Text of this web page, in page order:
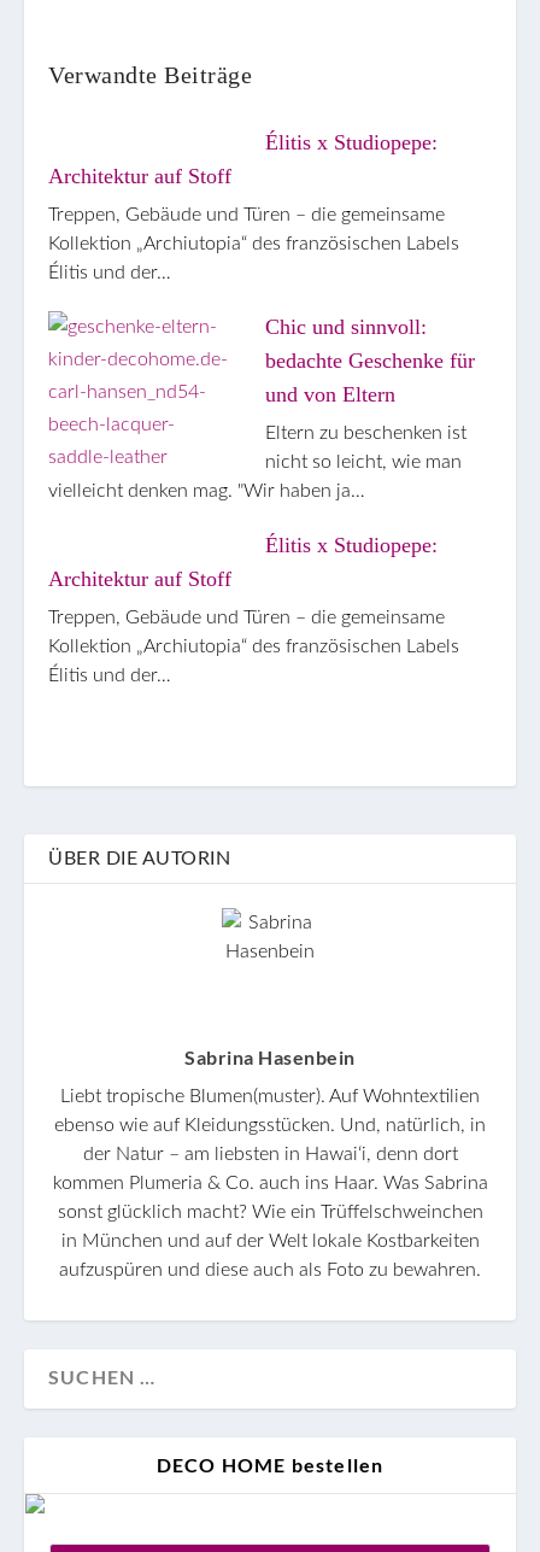
Verwandte Beiträge
Élitis x Studiopepe:
Architektur auf Stoff
Treppen, Gebäude und Türen – die gemeinsame
Kollektion „Archiutopia“ des französischen Labels
Élitis und der…
Chic und sinnvoll:
bedachte Geschenke für
und von Eltern
Eltern zu beschenken ist
nicht so leicht, wie man
vielleicht denken mag. "Wir haben ja…
Élitis x Studiopepe:
Architektur auf Stoff
Treppen, Gebäude und Türen – die gemeinsame
Kollektion „Archiutopia“ des französischen Labels
Élitis und der…
ÜBER DIE AUTORIN
Sabrina Hasenbein
Liebt tropische Blumen(muster). Auf Wohntextilien
ebenso wie auf Kleidungsstücken. Und, natürlich, in
der Natur – am liebsten in Hawaiʻi, denn dort
kommen Plumeria & Co. auch ins Haar. Was Sabrina
sonst glücklich macht? Wie ein Trüffelschweinchen
in München und auf der Welt lokale Kostbarkeiten
aufzuspüren und diese auch als Foto zu bewahren.
DECO HOME bestellen